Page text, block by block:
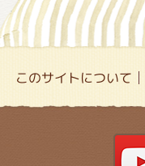
このサイトについて